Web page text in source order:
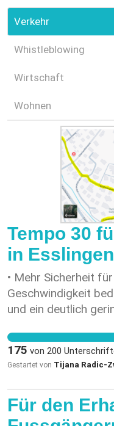
Verkehr
Whistleblowing
Wirtschaft
Wohnen
Tempo 30
in
• Mehr Sicherheit
Geschwindigkeit
und ein deutlich
Strassenlärm. •
ruhige Quartiere
leben. Wir sind
Strassen und ein
Kinder. Unterstütze
175 von 200
Gestartet von Tijana Radic-
Für den